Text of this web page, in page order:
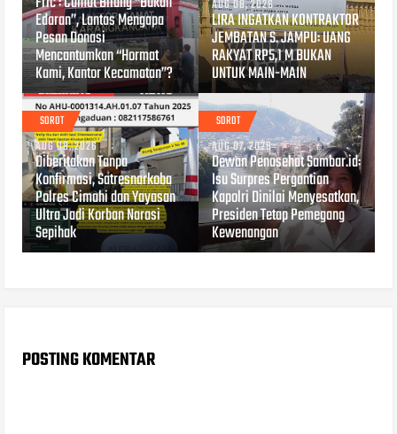
Edaran”, Lantas Mengapa
Pesan Donasi
Mencantumkan “Hormat
Kami, Kantor Kecamatan”?
AUG 08, 2026
LIRA INGATKAN KONTRAKTOR
JEMBATAN S. JAMPU: UANG
RAKYAT RP5,1 M BUKAN
UNTUK MAIN-MAIN
SOROT
AUG 08, 2026
Diberitakan Tanpa
Konfirmasi, Satresnarkoba
Polres Cimahi dan Yayasan
Ultra Jadi Korban Narasi
Sepihak
SOROT
AUG 07, 2026
Dewan Penasehat Sambar.id:
Isu Surpres Pergantian
Kapolri Dinilai Menyesatkan,
Presiden Tetap Pemegang
Kewenangan
POSTING KOMENTAR